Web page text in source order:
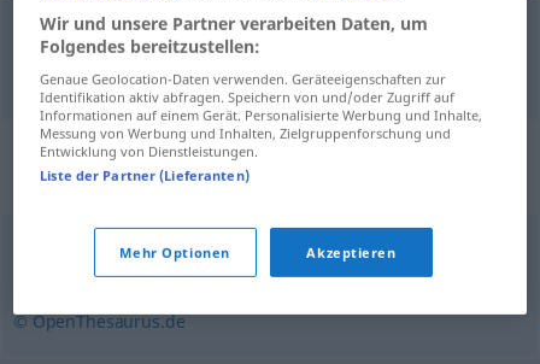
interrupce
Synonyme für
"Schwangerschaftsabbruch"
Abort (fachspr.) ,Abtreibung (ugs.)
© OpenThesaurus.de
Wir und unsere Partner verarbeiten Daten, um
Folgendes bereitzustellen:
Genaue Geolocation-Daten verwenden. Geräteeigenschaften zur
Identifikation aktiv abfragen. Speichern von und/oder Zugriff auf
Informationen auf einem Gerät. Personalisierte Werbung und Inhalte,
Messung von Werbung und Inhalten, Zielgruppenforschung und
Entwicklung von Dienstleistungen.
Liste der Partner (Lieferanten)
Mehr Optionen Akzeptieren